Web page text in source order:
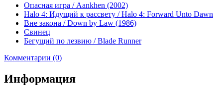
Опасная игра / Aankhen (2002)
Halo 4: Идущий к рассвету / Halo 4: Forward Unto Dawn
Вне закона / Down by Law (1986)
Свинец
Бегущий по лезвию / Blade Runner
Комментарии (0)
Информация